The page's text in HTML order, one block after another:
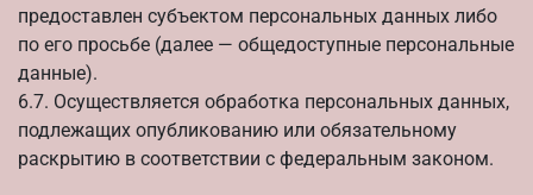
предоставлен субъектом персональных данных либо
по его просьбе (далее — общедоступные персональные
данные).
6.7. Осуществляется обработка персональных данных,
подлежащих опубликованию или обязательному
раскрытию в соответствии с федеральным законом.